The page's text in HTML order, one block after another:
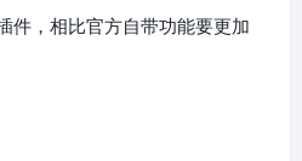
件，相比官方自带功能要更加